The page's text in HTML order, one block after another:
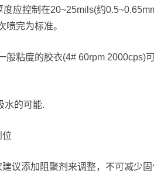
度应控制在20~25mils(约
完为标准。
般粘度的胶衣(4# 60rpm 2000cps)
水的可能.
位
议添加阻聚剂来调整，不可减少固